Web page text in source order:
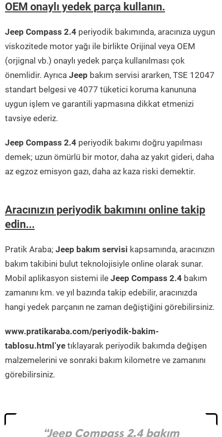
OEM onaylı yedek parça kullanın.
Jeep Compass 2.4 periyodik bakımında, aracınıza uygun
viskozitede motor yağı ile birlikte Orijinal veya OEM
(orjignal vb.) onaylı yedek parça kullanılması çok
önemlidir. Ayrıca Jeep bakım servisi ararken, TSE 12047
standart belgesi ve 4077 tüketici koruma kanununa
uygun işlem ve garantili yapmasına dikkat etmenizi
tavsiye ederiz.
Jeep Compass 2.4 periyodik bakımı doğru yapılması
demek; uzun ömürlü bir motor, daha az yakıt gideri, daha
az egzoz emisyon gazı, daha az kaza riski demektir.
Aracınızın periyodik bakımını online takip
edin...
Pratik Araba; Jeep bakım servisi kapsamında, aracınızın
bakım takibini bulut teknolojisiyle online olarak sunar.
Mobil aplikasyon sistemi ile Jeep Compass 2.4 bakım
zamanını km. ve yıl bazında takip edebilir, aracınızda
hangi yedek parçanın ne zaman değiştiğini görebilirsiniz.
www.pratikaraba.com/periyodik-bakim-
tablosu.html’ye tıklayarak periyodik bakımda değişen
malzemelerini ve sonraki bakım kilometre ve zamanını
görebilirsiniz.
“Jeep Compass 2.4 bakım